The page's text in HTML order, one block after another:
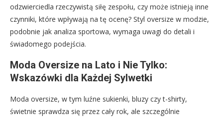
odzwierciedla rzeczywistą siłę zespołu, czy może istnieją inne
czynniki, które wpływają na tę ocenę? Styl oversize w modzie,
podobnie jak analiza sportowa, wymaga uwagi do detali i
świadomego podejścia.
Moda Oversize na Lato i Nie Tylko:
Wskazówki dla Każdej Sylwetki
Moda oversize, w tym luźne sukienki, bluzy czy t-shirty,
świetnie sprawdza się przez cały rok, ale szczególnie